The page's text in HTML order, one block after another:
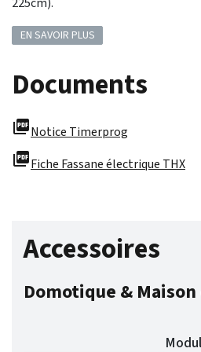
EN SAVOIR PLUS
Documents
picture_as_pdfNotice Timerprog
picture_as_pdfFiche Fassane électrique THX
Accessoires
Domotique &